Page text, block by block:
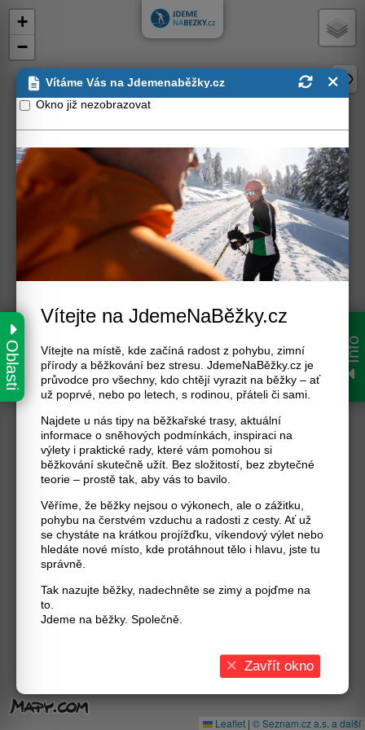
Oblasti Info
Jeseníky
Beskydy
Vysočina
+
−
Leaflet | © Seznam.cz a.s. a další
Vítáme Vás na Jdemenaběžky.cz
Okno již nezobrazovat
Vítejte na JdemeNaBěžky.cz
Vítejte na místě, kde začíná radost z pohybu, zimní
přírody a běžkování bez stresu. JdemeNaBěžky.cz je
průvodce pro všechny, kdo chtějí vyrazit na běžky – ať
už poprvé, nebo po letech, s rodinou, přáteli či sami.
Najdete u nás tipy na běžkařské trasy, aktuální
informace o sněhových podmínkách, inspiraci na
výlety i praktické rady, které vám pomohou si
běžkování skutečně užít. Bez složitostí, bez zbytečné
teorie – prostě tak, aby vás to bavilo.
Věříme, že běžky nejsou o výkonech, ale o zážitku,
pohybu na čerstvém vzduchu a radosti z cesty. Ať už
se chystáte na krátkou projížďku, víkendový výlet nebo
hledáte nové místo, kde protáhnout tělo i hlavu, jste tu
správně.
Tak nazujte běžky, nadechněte se zimy a pojďme na
to.
Jdeme na běžky. Společně.
Zavřít okno